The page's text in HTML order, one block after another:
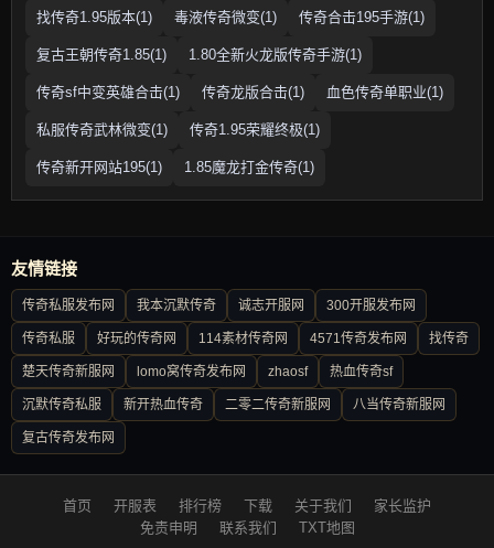
找传奇1.95版本(1) 毒液传奇微变(1) 传奇合击195手游(1)
复古王朝传奇1.85(1) 1.80全新火龙版传奇手游(1)
传奇sf中变英雄合击(1) 传奇龙版合击(1) 血色传奇单职业(1)
私服传奇武林微变(1) 传奇1.95荣耀终极(1)
传奇新开网站195(1) 1.85魔龙打金传奇(1)
友情链接
传奇私服发布网 我本沉默传奇 诚志开服网 300开服发布网
传奇私服 好玩的传奇网 114素材传奇网 4571传奇发布网 找传奇
楚天传奇新服网 lomo窝传奇发布网 zhaosf 热血传奇sf
沉默传奇私服 新开热血传奇 二零二传奇新服网 八当传奇新服网
复古传奇发布网
首页 开服表 排行榜 下载 关于我们
家长监护
免责申明
联系我们 TXT地图